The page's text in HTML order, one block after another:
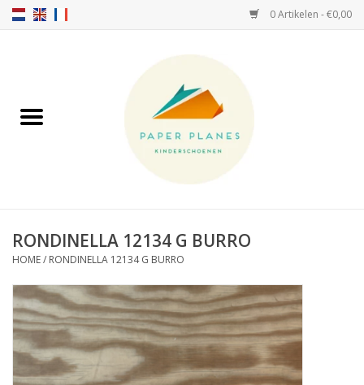
0 Artikelen - €0,00
FW26-27
HELLO HOSSY petten
SALTIES
JEUNE PREMIER
RONDINELLA 12134 G BURRO
HOME/ RONDINELLA 12134 G BURRO